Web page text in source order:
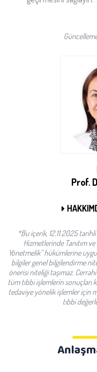
Prof.
*Bu içerik, 12.11.2025 tarihli
Hizmetlerinde Tanıtım
Yönetmelik” hükümlerine
bilgiler genel bilgilendirme
önerisi niteliği taşımaz.
tüm tıbbi işlemlerin sonuçları
tedaviye yönelik işlemler için
tıbbi